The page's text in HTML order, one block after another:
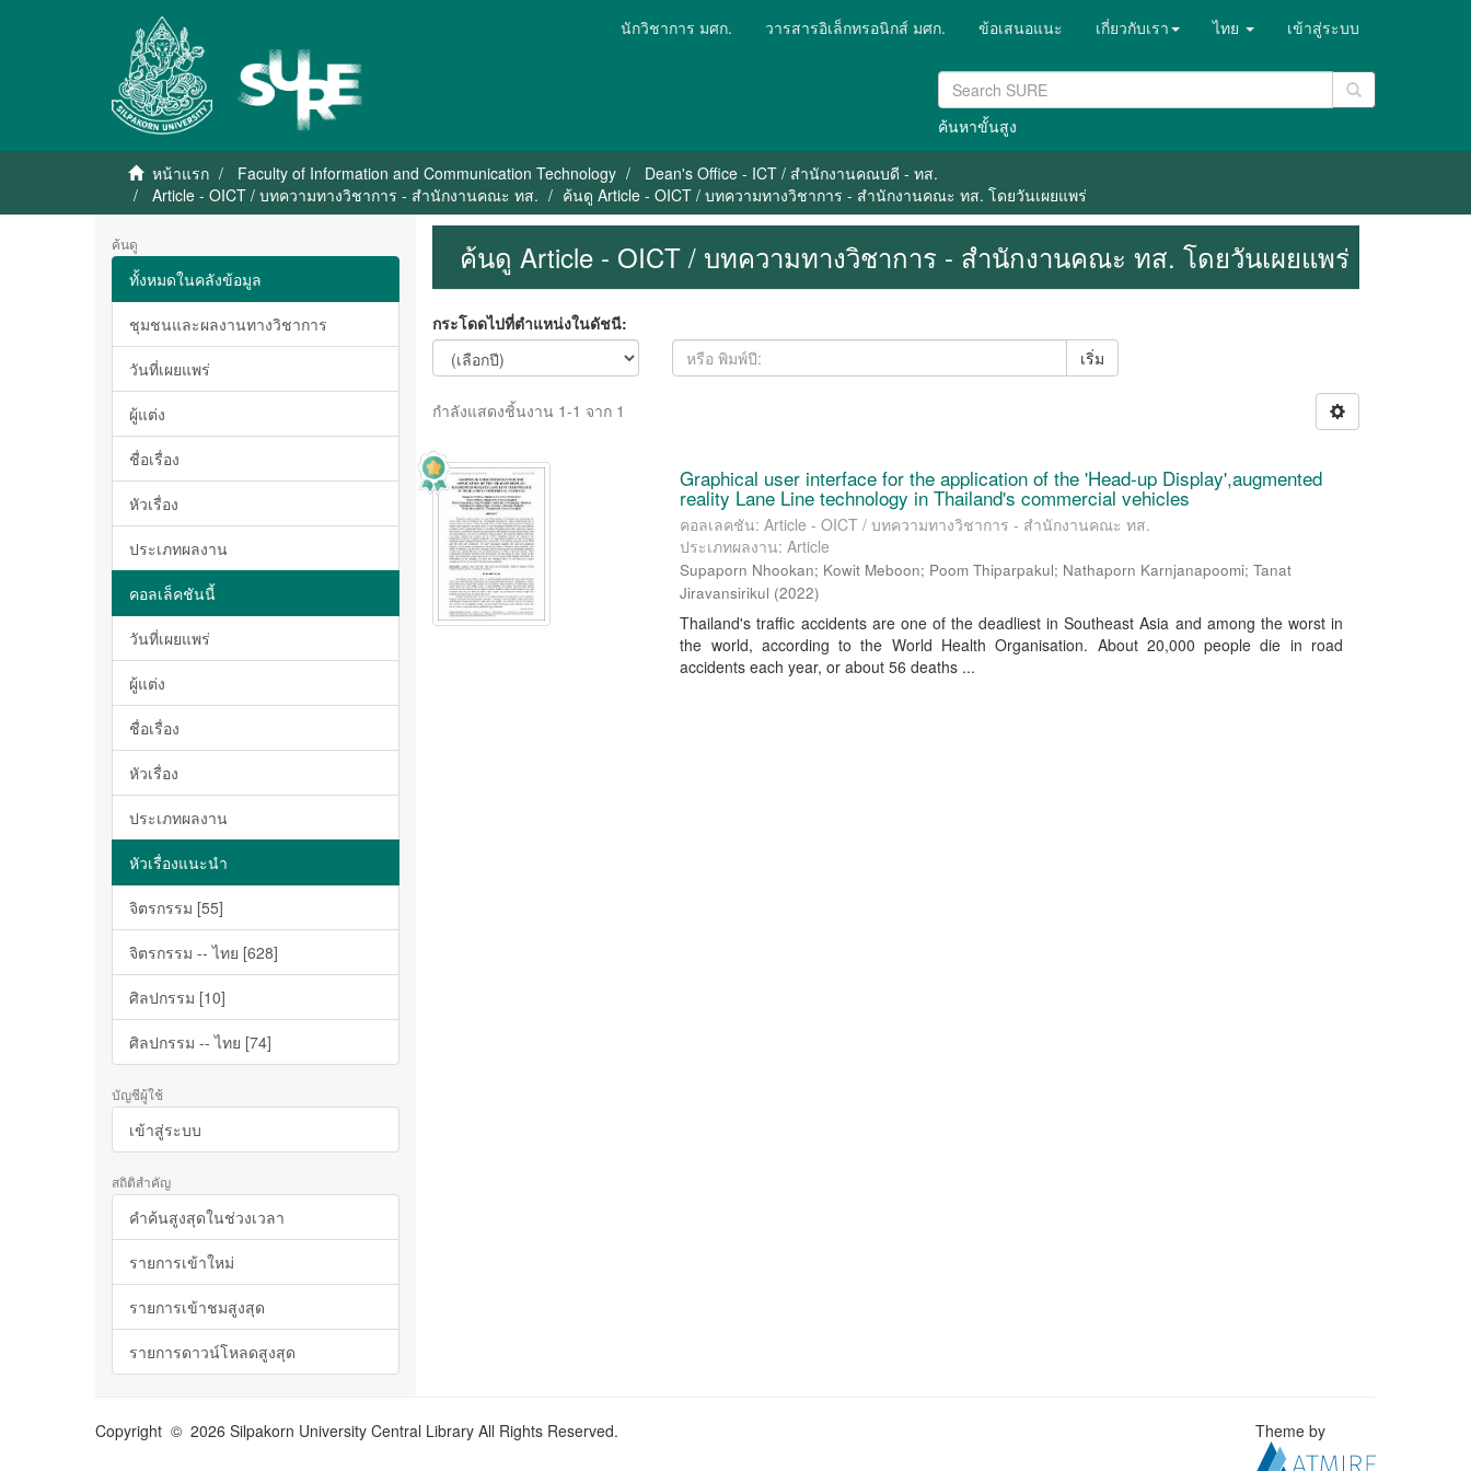
นักวิชาการ มศก. วารสารอิเล็กทรอนิกส์ มศก. ข้อเสนอแนะ เกี่ยวกับเรา ไทย เข้าสู่ระบบ
ค้นหาขั้นสูง
หน้าแรก Faculty of Information and Communication Technology
Dean's Office - ICT / สำนักงานคณบดี - ทส.
Article - OICT / บทความทางวิชาการ - สำนักงานคณะ ทส.
ค้นดู Article - OICT / บทความทางวิชาการ - สำนักงานคณะ ทส. โดยวันเผยแพร่
ค้นดู
ทั้งหมดในคลังข้อมูล
ชุมชนและผลงานทางวิชาการ
วันที่เผยแพร่
ผู้แต่ง
ชื่อเรื่อง
หัวเรื่อง
ประเภทผลงาน
คอลเล็คชันนี้
วันที่เผยแพร่
ผู้แต่ง
ชื่อเรื่อง
หัวเรื่อง
ประเภทผลงาน
หัวเรื่องแนะนำ
จิตรกรรม [55]
จิตรกรรม -- ไทย [628]
ศิลปกรรม [10]
ศิลปกรรม -- ไทย [74]
บัญชีผู้ใช้
เข้าสู่ระบบ
สถิติสำคัญ
คำค้นสูงสุดในช่วงเวลา
รายการเข้าใหม่
รายการเข้าชมสูงสุด
รายการดาวน์โหลดสูงสุด
ค้นดู Article - OICT / บทความทางวิชาการ - สำนักงานคณะ ทส. โดยวันเผยแพร่
กระโดดไปที่ตำแหน่งในดัชนี:
เริ่ม
กำลังแสดงชิ้นงาน 1-1 จาก 1
Graphical user interface for the application of the 'Head-up Display',augmented
reality Lane Line technology in Thailand's commercial vehicles
คอลเลคชัน: Article - OICT / บทความทางวิชาการ - สำนักงานคณะ ทส.
ประเภทผลงาน: Article
Supaporn Nhookan; Kowit Meboon; Poom Thiparpakul; Nathaporn Karnjanapoomi;Tanat
Jiravansirikul (2022)
Thailand's traffic accidents are one of the deadliest in Southeast Asia and among the worst in
the world, according to the World Health Organisation. About 20,000 people die in road
accidents each year, or about 56 deaths ...
Copyright © 2026 Silpakorn University Central Library All Rights Reserved. Theme by